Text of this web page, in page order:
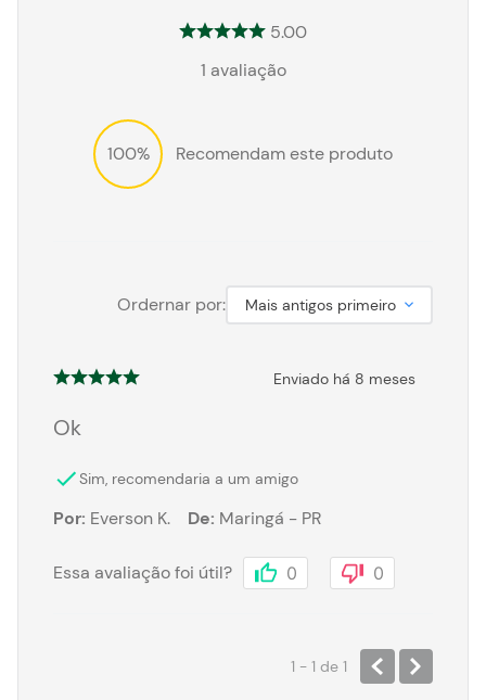
5.00
1 avaliação
100% Recomendam este produto
Ordernar por: Mais antigos primeiro
Enviado há 8 meses
Ok
Sim, recomendaria a um amigo
Por: Everson K. De: Maringá - PR
Essa avaliação foi útil? 0 0
1 - 1de 1